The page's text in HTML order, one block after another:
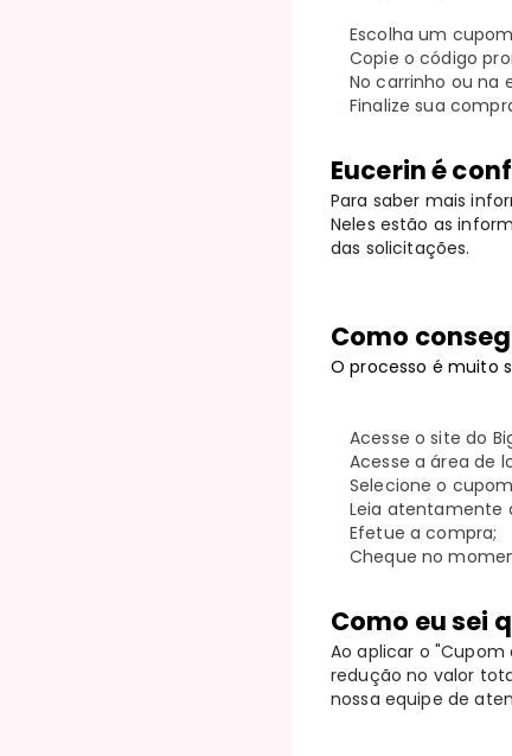
Escolha um
Copie o código
No carrinho ou na
Finalize sua
Eucerin é
Para saber mais
Neles estão as
das solicitações.
Como
O processo é muito
Acesse o site do
Acesse a área de
Selecione o
Leia atentamente
Efetue a compra;
Cheque no
Como eu sei
Ao aplicar o
redução no valor
nossa equipe de